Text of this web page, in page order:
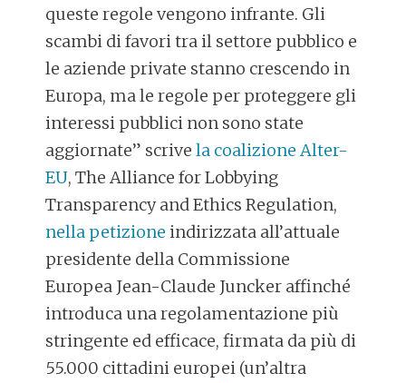
queste regole vengono infrante. Gli
scambi di favori tra il settore pubblico e
le aziende private stanno crescendo in
Europa, ma le regole per proteggere gli
interessi pubblici non sono state
aggiornate” scrivela coalizione Alter-
EU, The Alliance for Lobbying
Transparency and Ethics Regulation,
nella petizione indirizzata all’attuale
presidente della Commissione
Europea Jean-Claude Juncker affinché
introduca una regolamentazione più
stringente ed efficace, firmata da più di
55.000 cittadini europei (un’altra